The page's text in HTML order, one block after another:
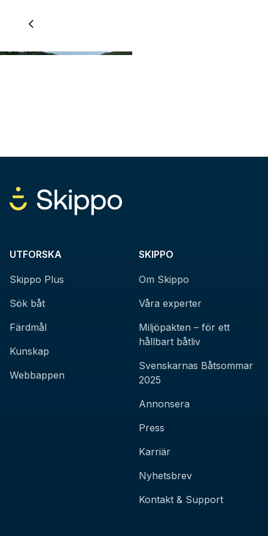
UTFORSKA
Skippo Plus
Sök båt
Färdmål
Kunskap
Webbappen
SKIPPO
Om Skippo
Våra experter
Miljöpakten – för ett
hållbart båtliv
Svenskarnas Båtsommar
2025
Annonsera
Press
Karriär
Nyhetsbrev
Kontakt & Support